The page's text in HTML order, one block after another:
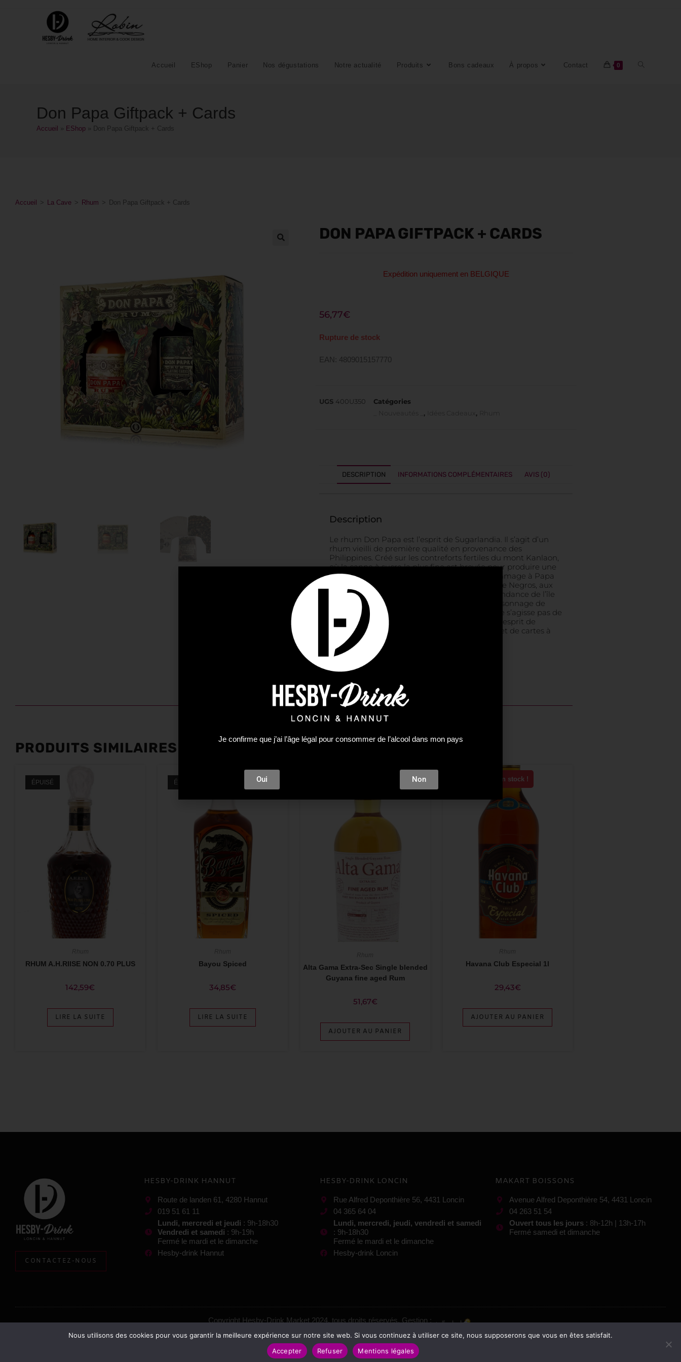
Accueil EShop Panier Nos dégustations Notre actualité Produits Bons cadeaux À propos Contact 0
Don Papa Giftpack + Cards
Accueil EShop Don Papa Giftpack + Cards
Accueil > La Cave > Rhum > Don Papa Giftpack + Cards
DON PAPA GIFTPACK + CARDS
Expédition uniquement en BELGIQUE
56,77€
Rupture de stock
EAN: 4809015157770
UGS 400U350
Catégories
_ Nouveautés _ , Idées Cadeaux ,
DESCRIPTION INFORMATIONS COMPLÉMENTAIRES AVIS (0)
Description
Le rhum Don Papa est l’esprit de Sugarlandia. Il s’agit d’un
rhum vieilli de première qualité en provenance des
Philippines. Créé sur les contreforts fertiles du mont Kanlaon,
où la canne à sucre la plus fine est broyée pour produire une
mélasse riche et sucrée. Don Papa est un hommage à Papa
Isio, le véritable leader charismatique de l’île de Negros, aux
Philippines. Sa légende a contribué à l’indépendance de l’île
pendant la révolution des années 1890. Le personnage de
Don Papa est inspiré de Papa Isio, bien qu’il ne s’agisse pas de
la même personne. Don Papa incarne plutôt l’esprit de
Sugarlandia.Giftpack don Papa avec un paquet de cartes à
jouer personnalisées DonPapa !
PRODUITS SIMILAIRES
ÉPUISÉ
RHUM A.H.RIISE NON 0.70 PLUS
142,59€
LIRE LA SUITE
ÉPUISÉ
Bayou Spiced
34,85€
LIRE LA SUITE
Alta Gama Extra-Sec Single blended
Guyana fine aged Rum
51,67€
AJOUTER AU PANIER
Plus que 5 en stock !
Havana Club Especial 1l
29,43€
AJOUTER AU PANIER
CONTACTEZ-NOUS
HESBY-DRINK HANNUT
Route de landen 61, 4280 Hannut
019 51 61 11
Lundi, mercredi et jeudi : 9h-18h30
Vendredi et samedi : 9h-19h
Fermé le mardi et le dimanche
Hesby-drink Hannut
HESBY-DRINK LONCIN
Rue Alfred Deponthière 56, 4431 Loncin
04 365 64 04
Lundi, mercredi, jeudi, vendredi et samedi
: 9h-18h30
Fermé le mardi et le dimanche
Hesby-drink Loncin
MAKART BOISSONS
Avenue Alfred Deponthière 54, 4431 Loncin
04 263 51 54
Ouvert tous les jours: 8h-12h | 13h-17h
Fermé samedi et dimanche
Copyright Hesby-Drink Market 2024, tous droits réservés. Gestion :
Mentions légales –Conditions générales de vente
Nous utilisons des cookies pour vous garantir la meilleure expérience sur notre site web. Si vous continuez à utiliser ce site, nous supposerons que vous en êtes satisfait.
Accepter
Refuser Mentions légales
Je confirme que j’ai l’âge légal pour consommer de l’alcool dans mon pays
Oui Non